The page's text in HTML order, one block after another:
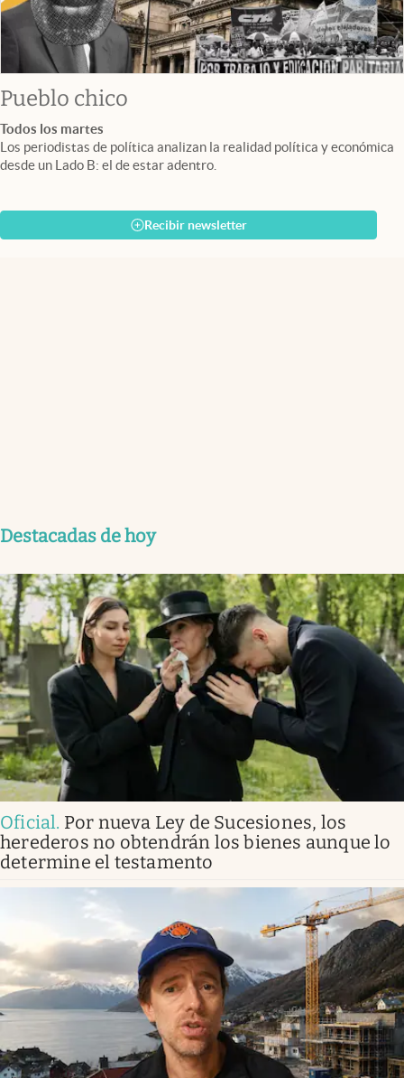
Pueblo chico
Todos los martes
Los periodistas de política analizan la realidad política y económica
desde un Lado B: el de estar adentro.
Recibir newsletter
Destacadas de hoy
Oficial. Por nueva Ley de Sucesiones, los
herederos no obtendrán los bienes aunque lo
determine el testamento